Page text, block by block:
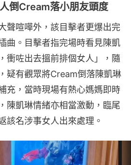
倒Cream落小朋友頭度
聲喧嘩外，該目擊者更爆出完
曲。目擊者指完場時看見陳凱
衝咗出去搵前排個女人」，隨
疑有觀眾將Cream倒落陳凱琳
充，當時現場有熱心媽媽即時
陳凱琳情緒亦相當激動，臨尾
該名涉事女人出來處理。